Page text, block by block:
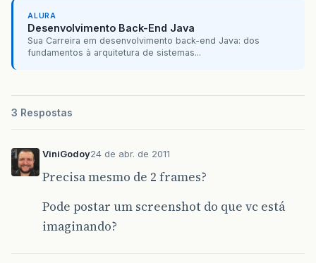
ALURA
Desenvolvimento Back-End Java
Sua Carreira em desenvolvimento back-end Java: dos
fundamentos à arquitetura de sistemas...
3 Respostas
ViniGodoy24 de abr. de 2011
Precisa mesmo de 2 frames?
Pode postar um screenshot do que vc está
imaginando?